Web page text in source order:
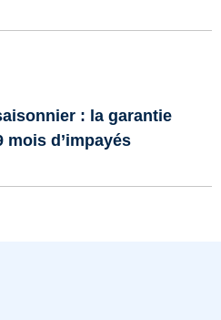
: la garantie
mois d’impayés